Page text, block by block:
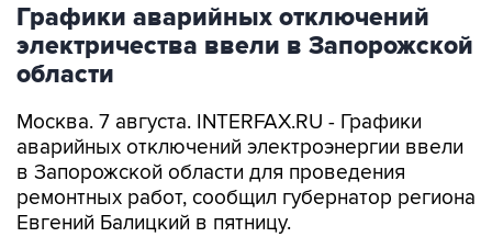
Графики аварийных отключений
электричества ввели в Запорожской
области
Москва. 7 августа. INTERFAX.RU - Графики
аварийных отключений электроэнергии ввели
в Запорожской области для проведения
ремонтных работ, сообщил губернатор региона
Евгений Балицкий в пятницу.